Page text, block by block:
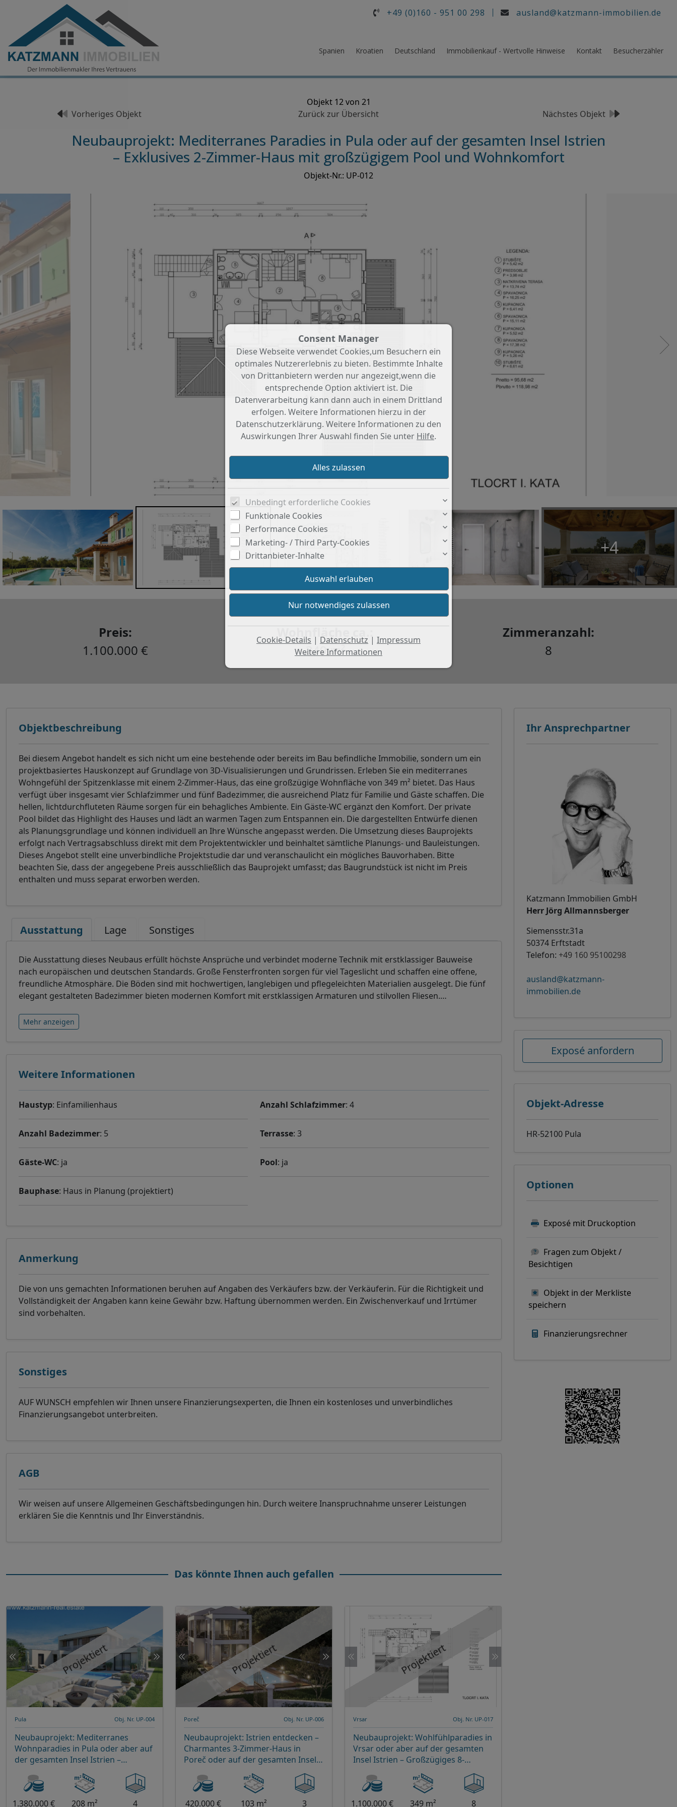
+49 (0)160 - 951 00 298 ausland@katzmann-immobilien.de
Spanien Kroatien Deutschland Immobilienkauf - Wertvolle Hinweise Kontakt Besucherzähler
Objekt 12 von 21
Nächstes Objekt
Vorheriges Objekt Zurück zur Übersicht
Neubauprojekt: Mediterranes Paradies in Pula oder auf der gesamten Insel Istrien
– Exklusives 2-Zimmer-Haus mit großzügigem Pool und Wohnkomfort
Objekt-Nr.: UP-012
+4
Preis:
1.100.000 €
Wohnfläche ca.:
349 m²
Zimmeranzahl:
8
Objektbeschreibung
Bei diesem Angebot handelt es sich nicht um eine bestehende oder bereits im Bau befindliche Immobilie, sondern um ein
projektbasiertes Hauskonzept auf Grundlage von 3D-Visualisierungen und Grundrissen. Erleben Sie ein mediterranes
Wohngefühl der Spitzenklasse mit einem 2-Zimmer-Haus, das eine großzügige Wohnfläche von 349 m² bietet. Das Haus
verfügt über insgesamt vier Schlafzimmer und fünf Badezimmer, die ausreichend Platz für Familie und Gäste schaffen. Die
hellen, lichtdurchfluteten Räume sorgen für ein behagliches Ambiente. Ein Gäste-WC ergänzt den Komfort. Der private
Pool bildet das Highlight des Hauses und lädt an warmen Tagen zum Entspannen ein. Die dargestellten Entwürfe dienen
als Planungsgrundlage und können individuell an Ihre Wünsche angepasst werden. Die Umsetzung dieses Bauprojekts
erfolgt nach Vertragsabschluss direkt mit dem Projektentwickler und beinhaltet sämtliche Planungs- und Bauleistungen.
Dieses Angebot stellt eine unverbindliche Projektstudie dar und veranschaulicht ein mögliches Bauvorhaben. Bitte
beachten Sie, dass der angegebene Preis ausschließlich das Bauprojekt umfasst; das Baugrundstück ist nicht im Preis
enthalten und muss separat erworben werden.
Ausstattung Lage Sonstiges
Die Ausstattung dieses Neubaus erfüllt höchste Ansprüche und verbindet moderne Technik mit erstklassiger Bauweise
nach europäischen und deutschen Standards. Große Fensterfronten sorgen für viel Tageslicht und schaffen eine offene,
freundliche Atmosphäre. Die Böden sind mit hochwertigen, langlebigen und pflegeleichten Materialien ausgelegt. Die fünf
elegant gestalteten Badezimmer bieten modernen Komfort mit erstklassigen Armaturen und stilvollen Fliesen.…
Mehr anzeigen
Weitere Informationen
Haustyp: Einfamilienhaus Anzahl Schlafzimmer: 4
Anzahl Badezimmer: 5 Terrasse: 3
Gäste-WC: ja Pool: ja
Bauphase: Haus in Planung (projektiert)
Anmerkung
Die von uns gemachten Informationen beruhen auf Angaben des Verkäufers bzw. der Verkäuferin. Für die Richtigkeit und
Vollständigkeit der Angaben kann keine Gewähr bzw. Haftung übernommen werden. Ein Zwischenverkauf und Irrtümer
sind vorbehalten.
Sonstiges
AUF WUNSCH empfehlen wir Ihnen unsere Finanzierungsexperten, die Ihnen ein kostenloses und unverbindliches
Finanzierungsangebot unterbreiten.
AGB
Wir weisen auf unsere Allgemeinen Geschäftsbedingungen hin. Durch weitere Inanspruchnahme unserer Leistungen
erklären Sie die Kenntnis und Ihr Einverständnis.
Das könnte Ihnen auch gefallen
Projektiert
Pula Obj. Nr. UP-004
Neubauprojekt: Mediterranes
Wohnparadies in Pula oder aber auf
der gesamten Insel Istrien –
Charmantes 4-Zimmer-Haus mit
eigenem Pool
1.380.000 €
208 m² 4
Projektiert
Poreč Obj. Nr. UP-006
Neubauprojekt: Istrien entdecken –
Charmantes 3-Zimmer-Haus in
Poreč oder auf der gesamten Insel
420.000 € 103 m² 3
Projektiert
Vrsar Obj. Nr. UP-017
Neubauprojekt: Wohlfühlparadies in
Vrsar oder aber auf der gesamten
Insel Istrien – Großzügiges 8-
Zimmer-Haus mit Pool und
exklusivem Wohnkomfort
1.100.000 €
349 m² 8
Ihr Ansprechpartner
Katzmann Immobilien GmbH
Herr Jörg Allmannsberger
Siemensstr.31a
50374 Erftstadt
Telefon: +49 160 95100298
ausland@katzmann-
immobilien.de
Exposé anfordern
Objekt-Adresse
HR-52100 Pula
Optionen
Exposé mit Druckoption
Fragen zum Objekt /
Besichtigen
Objekt in der Merkliste
speichern
Finanzierungsrechner
Consent Manager
Diese Webseite verwendet Cookies,um Besuchern ein
optimales Nutzererlebnis zu bieten. Bestimmte Inhalte
von Drittanbietern werden nur angezeigt,wenn die
entsprechende Option aktiviert ist. Die
Datenverarbeitung kann dann auch in einem Drittland
erfolgen. Weitere Informationen hierzu in der
Datenschutzerklärung. Weitere Informationen zu den
Auswirkungen Ihrer Auswahl finden Sie unter Hilfe.
Unbedingt erforderliche Cookies
Funktionale Cookies
Performance Cookies
Marketing- / Third Party-Cookies
Drittanbieter-Inhalte
Cookie-Details | Datenschutz | Impressum
Weitere Informationen
Um fortfahren zu können,müssen Sie eine
Es werden nur Drittanbieter-Inhalte oder die
Arten zugelassen die Sie in den Checkboxen
haben.
Nur notwendiges zulassen:
Es werden nur die technisch notwendigen
zugelassen und keine Drittanbieter-Inhalte.
zurück